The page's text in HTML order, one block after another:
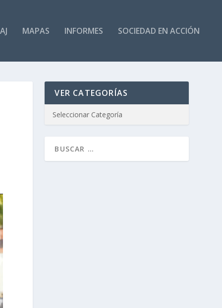
MAPAS INFORMES SOCIEDAD EN ACCIÓN
VER CATEGORÍAS